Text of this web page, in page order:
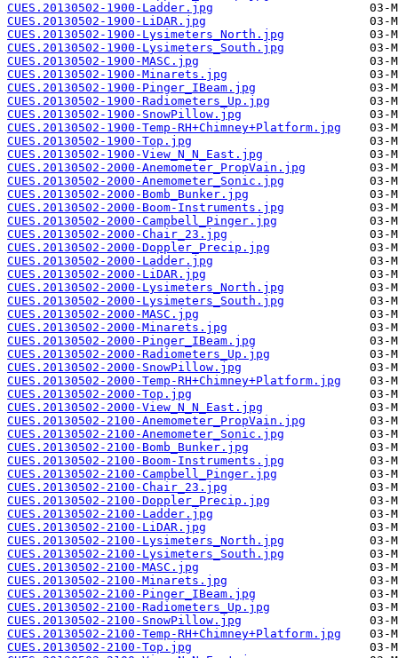
CUES.20130502-1900-Ladder.jpg
CUES.20130502-1900-LiDAR.jpg
CUES.20130502-1900-Lysimeters_North.jpg
CUES.20130502-1900-Lysimeters_South.jpg
CUES.20130502-1900-MASC.jpg
CUES.20130502-1900-Minarets.jpg
CUES.20130502-1900-Pinger_IBeam.jpg
CUES.20130502-1900-Radiometers_Up.jpg
CUES.20130502-1900-SnowPillow.jpg
CUES.20130502-1900-Temp-RH+Chimney+Platform.jpg
CUES.20130502-1900-Top.jpg
CUES.20130502-1900-View_N_N_East.jpg
CUES.20130502-2000-Anemometer_PropVain.jpg
CUES.20130502-2000-Anemometer_Sonic.jpg
CUES.20130502-2000-Bomb_Bunker.jpg
CUES.20130502-2000-Boom-Instruments.jpg
CUES.20130502-2000-Campbell_Pinger.jpg
CUES.20130502-2000-Chair_23.jpg
CUES.20130502-2000-Doppler_Precip.jpg
CUES.20130502-2000-Ladder.jpg
CUES.20130502-2000-LiDAR.jpg
CUES.20130502-2000-Lysimeters_North.jpg
CUES.20130502-2000-Lysimeters_South.jpg
CUES.20130502-2000-MASC.jpg
CUES.20130502-2000-Minarets.jpg
CUES.20130502-2000-Pinger_IBeam.jpg
CUES.20130502-2000-Radiometers_Up.jpg
CUES.20130502-2000-SnowPillow.jpg
CUES.20130502-2000-Temp-RH+Chimney+Platform.jpg
CUES.20130502-2000-Top.jpg
CUES.20130502-2000-View_N_N_East.jpg
CUES.20130502-2100-Anemometer_PropVain.jpg
CUES.20130502-2100-Anemometer_Sonic.jpg
CUES.20130502-2100-Bomb_Bunker.jpg
CUES.20130502-2100-Boom-Instruments.jpg
CUES.20130502-2100-Campbell_Pinger.jpg
CUES.20130502-2100-Chair_23.jpg
CUES.20130502-2100-Doppler_Precip.jpg
CUES.20130502-2100-Ladder.jpg
CUES.20130502-2100-LiDAR.jpg
CUES.20130502-2100-Lysimeters_North.jpg
CUES.20130502-2100-Lysimeters_South.jpg
CUES.20130502-2100-MASC.jpg
CUES.20130502-2100-Minarets.jpg
CUES.20130502-2100-Pinger_IBeam.jpg
CUES.20130502-2100-Radiometers_Up.jpg
CUES.20130502-2100-SnowPillow.jpg
CUES.20130502-2100-Temp-RH+Chimney+Platform.jpg
CUES.20130502-2100-Top.jpg